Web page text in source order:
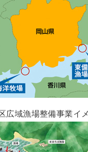
広域漁場整備事業イ